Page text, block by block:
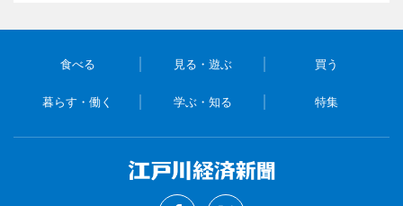
食べる 見る・遊ぶ 買う
暮らす・働く 学ぶ・知る 特集